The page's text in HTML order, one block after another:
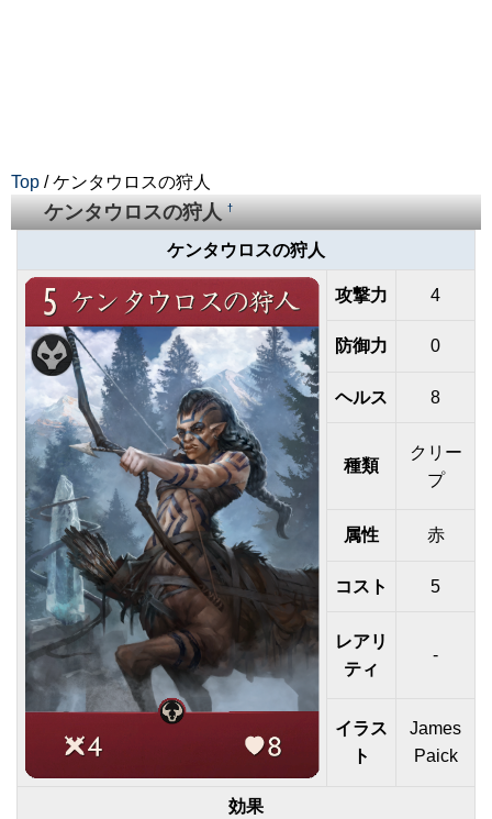
Top / ケンタウロスの狩人
ケンタウロスの狩人†
ケンタウロスの狩人
攻撃力 4
防御力 0
ヘルス 8
種類
クリー
プ
属性 赤
コスト 5
レアリ
ティ
-
イラス
ト
James
Paick
効果